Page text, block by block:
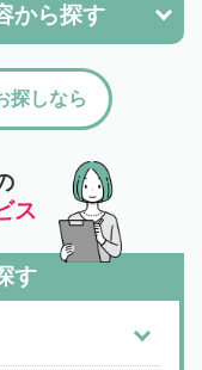
から探す
ス
探しなら
す